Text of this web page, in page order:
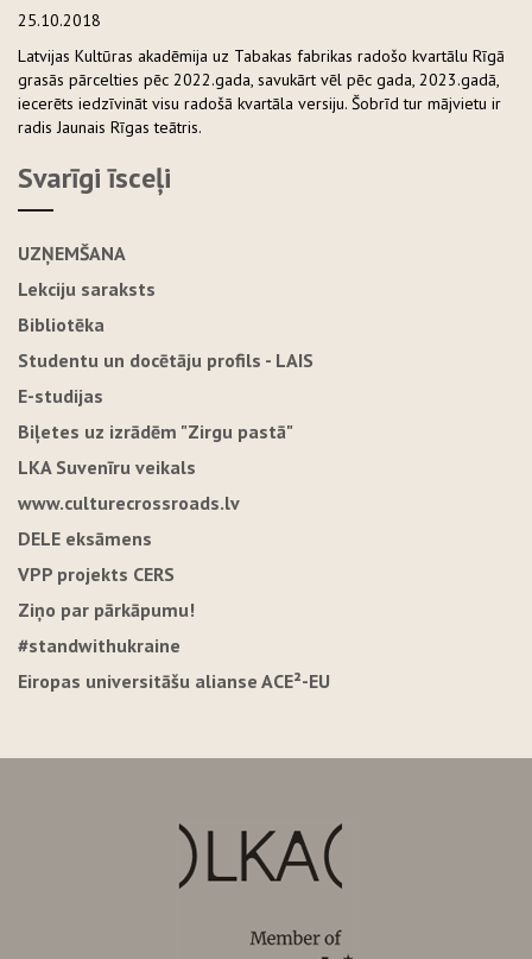
25.10.2018
Latvijas Kultūras akadēmija uz Tabakas fabrikas radošo kvartālu Rīgā
grasās pārcelties pēc 2022.gada, savukārt vēl pēc gada, 2023.gadā,
iecerēts iedzīvināt visu radošā kvartāla versiju. Šobrīd tur mājvietu ir
radis Jaunais Rīgas teātris.
Svarīgi īsceļi
UZŅEMŠANA
Lekciju saraksts
Bibliotēka
Studentu un docētāju profils - LAIS
E-studijas
Biļetes uz izrādēm "Zirgu pastā"
LKA Suvenīru veikals
www.culturecrossroads.lv
DELE eksāmens
VPP projekts CERS
Ziņo par pārkāpumu!
#standwithukraine
Eiropas universitāšu alianse ACE²-EU